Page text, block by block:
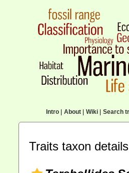
Intro| About| Wiki| Search
Traits taxon details